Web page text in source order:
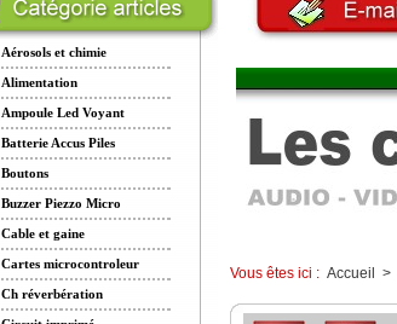
Aérosols et chimie
Alimentation
Ampoule Led Voyant
Batterie Accus Piles
Boutons
Buzzer Piezzo Micro
Cable et gaine
Cartes microcontroleur
Ch réverbération
Vous êtes ici : Accueil >